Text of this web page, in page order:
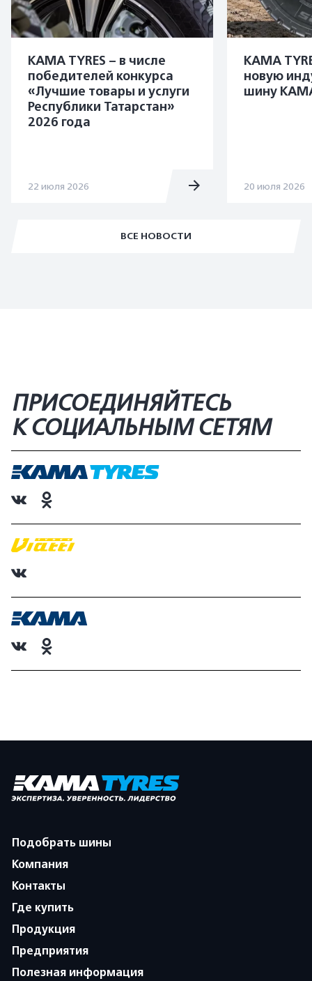
ВСЕ НОВОСТИ
KAMA TYRES – в числе
победителей конкурса
«Лучшие товары и услуги
Республики Татарстан»
2026 года
22 июля 2026
KAMA
новую
шину
20 июля 2026
ПРИСОЕДИНЯЙТЕСЬ
К СОЦИАЛЬНЫМ СЕТЯМ
Подобрать шины
Компания
Контакты
Где купить
Продукция
Предприятия
Полезная информация